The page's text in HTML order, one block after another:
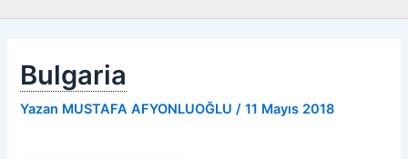
Bulgaria
Yazan MUSTAFA AFYONLUOĞLU/11 Mayıs 2018